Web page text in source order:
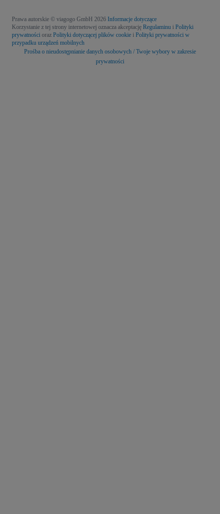
Prawa autorskie © viagogo GmbH 2026 Informacje dotyczące
Korzystanie z tej strony internetowej oznacza akceptację Regulaminu i Polityki
prywatności oraz Polityki dotyczącej plików cookie i Polityki prywatności w
przypadku urządzeń mobilnych
Prośba o nieudostępnianie danych osobowych / Twoje wybory w zakresie
prywatności